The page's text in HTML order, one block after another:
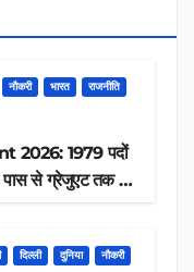
नौकरी भारत राजनीति
2026: 1979 पदों
पास से ग्रेजुएट तक करें
दिल्ली दुनिया नौकरी